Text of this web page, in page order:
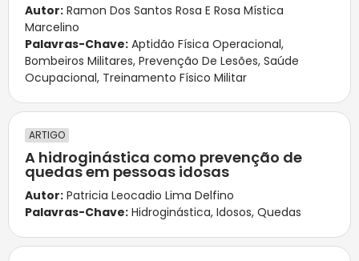
Autor: Ramon Dos Santos Rosa E Rosa Mística
Marcelino
Palavras-Chave: Aptidão Física Operacional,
Bombeiros Militares, Prevenção De Lesões, Saúde
Ocupacional, Treinamento Físico Militar
ARTIGO
A hidroginástica como prevenção de
quedas em pessoas idosas
Autor: Patricia Leocadio Lima Delfino
Palavras-Chave: Hidroginástica, Idosos, Quedas